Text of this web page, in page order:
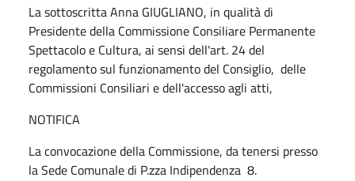
La sottoscritta Anna GIUGLIANO, in qualità di
Presidente della Commissione Consiliare Permanente
Spettacolo e Cultura, ai sensi dell'art. 24 del
regolamento sul funzionamento del Consiglio, delle
Commissioni Consiliari e dell'accesso agli atti,
NOTIFICA
La convocazione della Commissione, da tenersi presso
la Sede Comunale di P.zza Indipendenza 8.